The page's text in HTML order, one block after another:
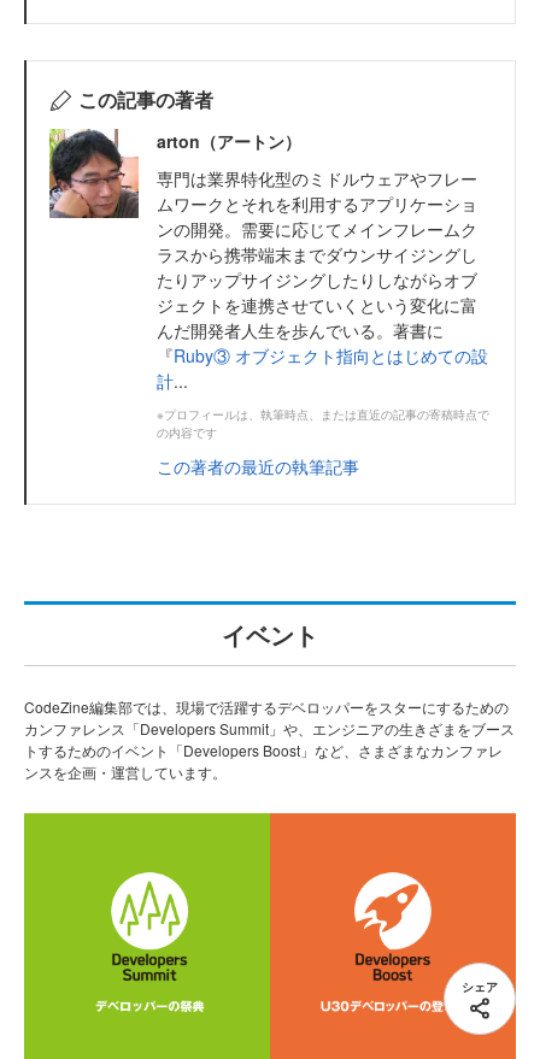
この記事の著者
arton（アートン）
専門は業界特化型のミドルウェアやフレー
ムワークとそれを利用するアプリケーショ
ンの開発。需要に応じてメインフレームク
ラスから携帯端末までダウンサイジングし
たりアップサイジングしたりしながらオブ
ジェクトを連携させていくという変化に富
んだ開発者人生を歩んでいる。著書に
『Ruby③ オブジェクト指向とはじめての設
計...
※プロフィールは、執筆時点、または直近の記事の寄稿時点で
の内容です
この著者の最近の執筆記事
シェア
イベント
CodeZine編集部では、現場で活躍するデベロッパーをスターにするための
カンファレンス「Developers Summit」や、エンジニアの生きざまをブース
トするためのイベント「Developers Boost」など、さまざまなカンファレ
ンスを企画・運営しています。